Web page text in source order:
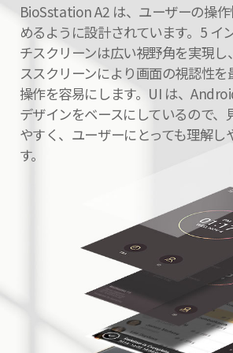
BioSstation A2 は、ユーザーの操
めるように設計されています。5 イ
チスクリーンは広い視野角を実現し
ススクリーンにより画面の視認性を
操作を容易にします。UI は、
デザインをベースにしているので、
やすく、ユーザーにとっても理解し
す。